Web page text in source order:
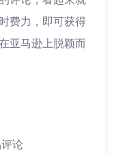
费力，即可获得
亚马逊上脱颖而
论